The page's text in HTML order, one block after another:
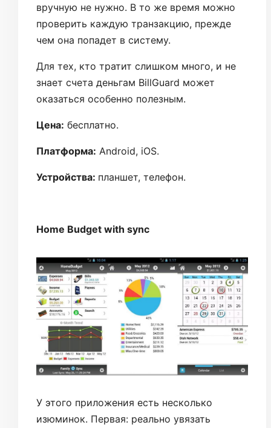
вручную не нужно. В то же время можно
проверить каждую транзакцию, прежде
чем она попадет в систему.
Для тех, кто тратит слишком много, и не
знает счета деньгам BillGuard может
оказаться особенно полезным.
Цена: бесплатно.
Платформа: Android, iOS.
Устройства: планшет, телефон.
Home Budget with sync
У этого приложения есть несколько
изюминок. Первая: реально увязать